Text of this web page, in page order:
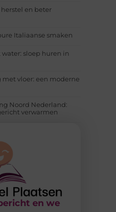
en beter
Italiaanse smaken
sloep huren in
vloer: een moderne
Noord Nederland:
verwarmen
en we